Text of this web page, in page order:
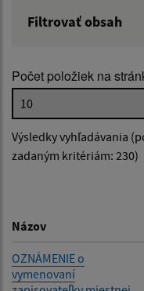
Filtrovať obsah
Popis:
Dátum zverejnenia od:
Filtrovať
Počet položiek na
Výsledky vyhľadávania
zadaným kritériám: 230)
Názov
OZNÁMENIE o
vymenovaní